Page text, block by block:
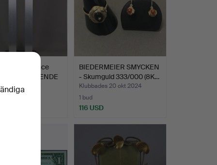
”Elegance
GOLVSTÅENDE
5 dec 2024
BIEDERMEIER SMYCKEN
- Skumguld 333/000 (8K…
Klubbades 20 okt 2024
1 bud
116 USD